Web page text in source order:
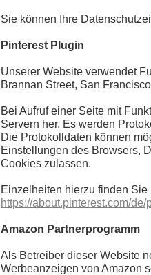
Sie können Ihre
Pinterest Plugin
Unserer Website verwendet
Brannan Street, San
Bei Aufruf einer Seite mit
Servern her. Es werden
Die Protokolldaten können
Einstellungen des Browsers,
Cookies zulassen.
Einzelheiten hierzu finden
https://about.pinterest.com/de/
Amazon Partnerprogramm
Als Betreiber dieser Website
Werbeanzeigen von Amazon